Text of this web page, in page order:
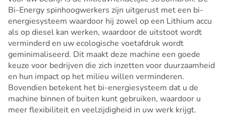
Bi-Energy spinhoogwerkers zijn uitgerust met een bi-
energiesysteem waardoor hij zowel op een Lithium accu
als op diesel kan werken, waardoor de uitstoot wordt
verminderd en uw ecologische voetafdruk wordt
geminimaliseerd. Dit maakt deze machine een goede
keuze voor bedrijven die zich inzetten voor duurzaamheid
en hun impact op het milieu willen verminderen.
Bovendien betekent het bi-energiesysteem dat u de
machine binnen of buiten kunt gebruiken, waardoor u
meer flexibiliteit en veelzijdigheid in uw werk krijgt.